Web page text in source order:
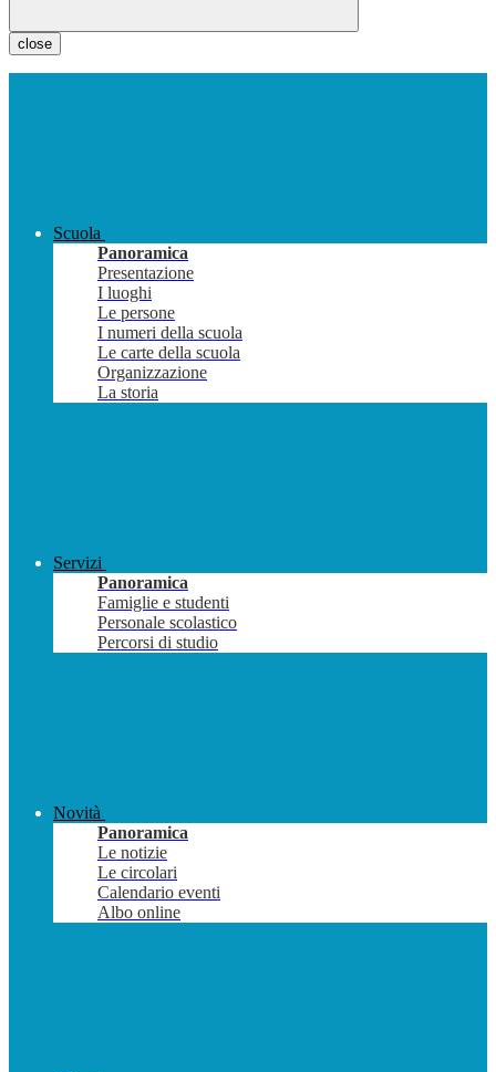
close
Scuola
Panoramica
Presentazione
I luoghi
Le persone
I numeri della scuola
Le carte della scuola
Organizzazione
La storia
Servizi
Panoramica
Famiglie e studenti
Personale scolastico
Percorsi di studio
Novità
Panoramica
Le notizie
Le circolari
Calendario eventi
Albo online